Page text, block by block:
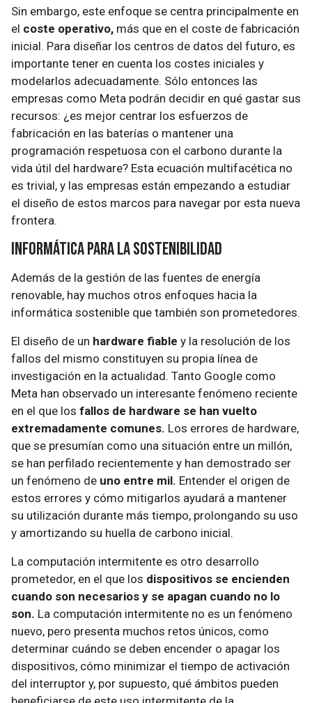
Sin embargo, este enfoque se centra principalmente en
el coste operativo, más que en el coste de fabricación
inicial. Para diseñar los centros de datos del futuro, es
importante tener en cuenta los costes iniciales y
modelarlos adecuadamente. Sólo entonces las
empresas como Meta podrán decidir en qué gastar sus
recursos: ¿es mejor centrar los esfuerzos de
fabricación en las baterías o mantener una
programación respetuosa con el carbono durante la
vida útil del hardware? Esta ecuación multifacética no
es trivial, y las empresas están empezando a estudiar
el diseño de estos marcos para navegar por esta nueva
frontera.
Informática para la sostenibilidad
Además de la gestión de las fuentes de energía
renovable, hay muchos otros enfoques hacia la
informática sostenible que también son prometedores.
El diseño de un hardware fiable y la resolución de los
fallos del mismo constituyen su propia línea de
investigación en la actualidad. Tanto Google como
Meta han observado un interesante fenómeno reciente
en el que los fallos de hardware se han vuelto
extremadamente comunes. Los errores de hardware,
que se presumían como una situación entre un millón,
se han perfilado recientemente y han demostrado ser
un fenómeno de uno entre mil. Entender el origen de
estos errores y cómo mitigarlos ayudará a mantener
su utilización durante más tiempo, prolongando su uso
y amortizando su huella de carbono inicial.
La computación intermitente es otro desarrollo
prometedor, en el que los dispositivos se encienden
cuando son necesarios y se apagan cuando no lo
son. La computación intermitente no es un fenómeno
nuevo, pero presenta muchos retos únicos, como
determinar cuándo se deben encender o apagar los
dispositivos, cómo minimizar el tiempo de activación
del interruptor y, por supuesto, qué ámbitos pueden